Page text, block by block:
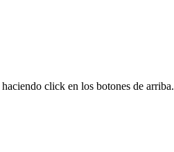
haciendo click en los botones de arriba.